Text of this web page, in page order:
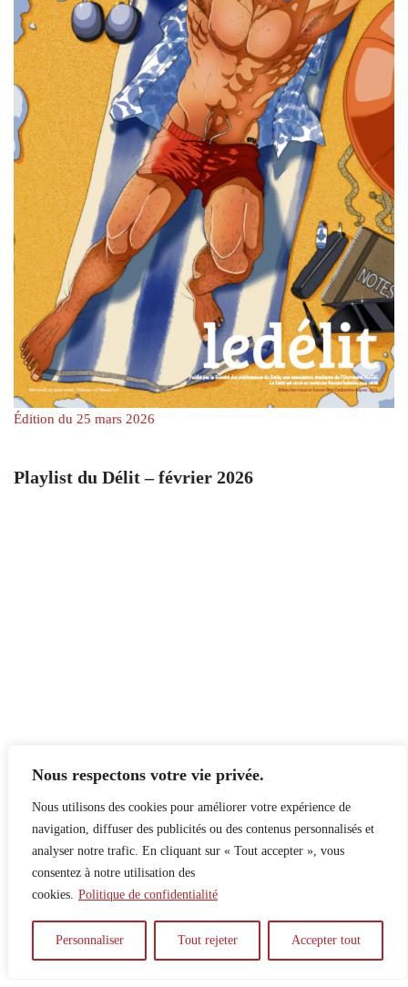
Nous respectons votre vie privée.
Nous utilisons des cookies pour améliorer votre expérience de
navigation, diffuser des publicités ou des contenus personnalisés et
analyser notre trafic. En cliquant sur « Tout accepter », vous
consentez à notre utilisation des
cookies. Politique de confidentialité
Personnaliser Tout rejeter Accepter tout
Édition du 25 mars 2026
Playlist du Délit – février 2026